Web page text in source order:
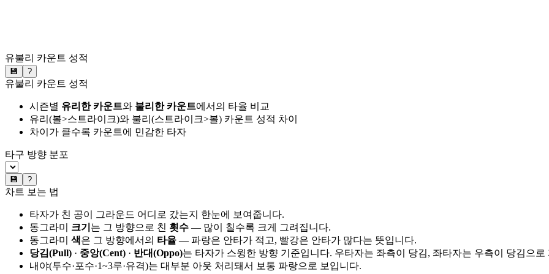
유불리 카운트 성적
💾 ?
유불리 카운트 성적
시즌별 유리한 카운트와 불리한 카운트에서의 타율 비교
유리(볼>스트라이크)와 불리(스트라이크>볼) 카운트 성적 차이
차이가 클수록 카운트에 민감한 타자
타구 방향 분포
💾 ?
차트 보는 법
타자가 친 공이 그라운드 어디로 갔는지 한눈에 보여줍니다.
동그라미 크기 는 그 방향으로 친 횟수 — 많이 칠수록 크게 그려집니다.
동그라미 색은 그 방향에서의 타율 — 파랑은 안타가 적고, 빨강은 안타가 많다는 뜻입니다.
당김(Pull) · 중앙(Cent) · 반대(Oppo)는 타자가 스윙한 방향 기준입니다. 우타자는 좌측이 당김, 좌타자는 우측이 당김으로
내야(투수·포수·1~3루·유격)는 대부분 아웃 처리돼서 보통 파랑으로 보입니다.